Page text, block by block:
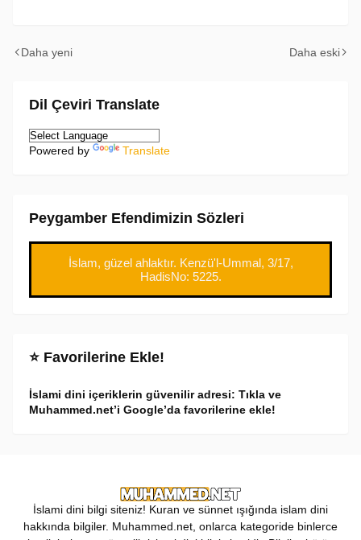
Daha yeni Daha eski
Dil Çeviri Translate
Powered by Translate
Peygamber Efendimizin Sözleri
İslam, güzel ahlaktır. Kenzü'l-Ummal, 3/17,
HadisNo: 5225.
⭐ Favorilerine Ekle!
İslami dini içeriklerin güvenilir adresi: Tıkla ve
Muhammed.net’i Google’da favorilerine ekle!
İslami dini bilgi siteniz! Kuran ve sünnet ışığında islam dini
hakkında bilgiler. Muhammed.net, onlarca kategoride binlerce